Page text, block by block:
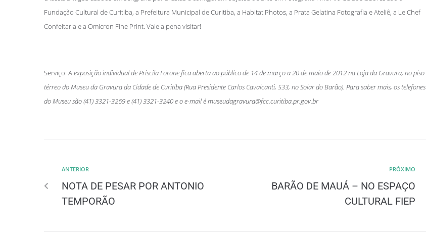
Fundação Cultural de Curitiba, a Prefeitura Municipal de Curitiba, a Habitat Photos, a Prata Gelatina Fotografia e Ateliê, a Le Chef
Confeitaria e a Omicron Fine Print. Vale a pena visitar!
Serviço: Aexposição individual de Priscila Forone fica aberta ao público de 14 de março a 20 de maio de 2012 na Loja da Gravura, no piso
térreo doMuseu da Gravura da Cidade de Curitiba (Rua Presidente Carlos Cavalcanti, 533, no Solar do Barão). Para saber mais, os telefones
do Museu são (41) 3321-3269 e (41) 3321-3240 e o e-mail émuseudagravura@fcc.curitiba.pr.gov.br
ANTERIOR
NOTA DE PESAR POR ANTONIO
TEMPORÃO
PRÓXIMO
BARÃO DE MAUÁ – NO ESPAÇO
CULTURAL FIEP